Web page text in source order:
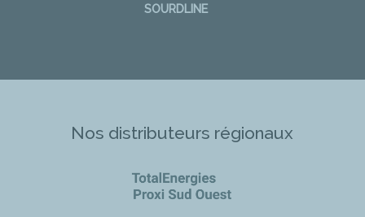
SOURDLINE
Nos distributeurs régionaux